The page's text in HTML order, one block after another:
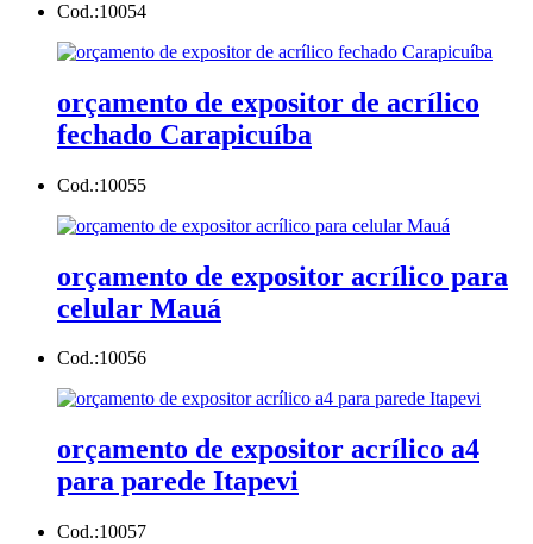
Cod.:10054
orçamento de expositor de acrílico
fechado Carapicuíba
Cod.:10055
orçamento de expositor acrílico para
celular Mauá
Cod.:10056
orçamento de expositor acrílico a4
para parede Itapevi
Cod.:10057